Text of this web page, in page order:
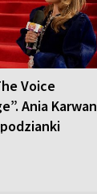
Voice
Ania Karwan